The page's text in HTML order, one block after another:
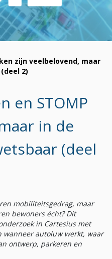
zijn veelbelovend, maar
2)
en STOMP
in de
(deel
mobiliteitsgedrag, maar
bewoners écht? Dit
in Cartesiusmet
wanneer autoluw werkt, waar
ontwerp, parkeren en